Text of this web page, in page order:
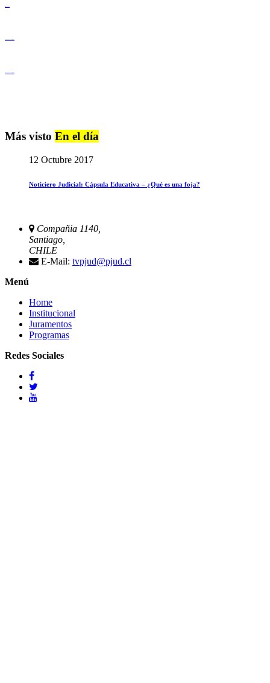
Más visto En el día
12 Octubre 2017
Noticiero Judicial: Cápsula Educativa – ¿Qué es una foja?
Compañia 1140,
Santiago,
CHILE
E-Mail: tvpjud@pjud.cl
Menú
Home
Institucional
Juramentos
Programas
Redes Sociales